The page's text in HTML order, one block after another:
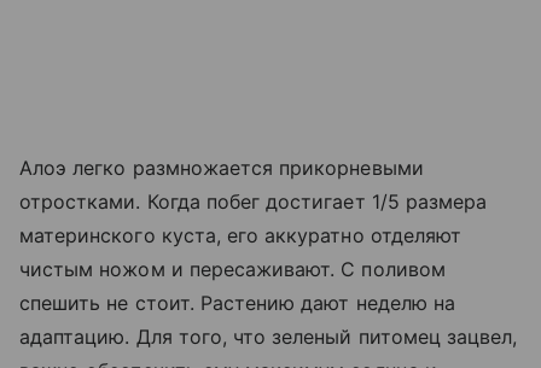
Алоэ легко размножается прикорневыми
отростками. Когда побег достигает 1/5 размера
материнского куста, его аккуратно отделяют
чистым ножом и пересаживают. С поливом
спешить не стоит. Растению дают неделю на
адаптацию. Для того, что зеленый питомец зацвел,